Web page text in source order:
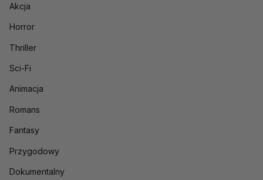
Akcja
Horror
Thriller
Sci-Fi
Animacja
Romans
Fantasy
Przygodowy
Dokumentalny